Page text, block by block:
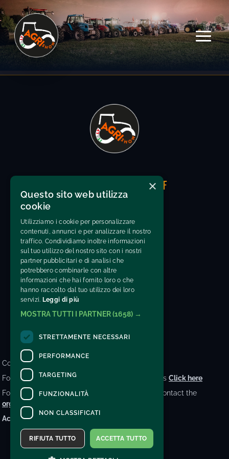
UNDER THE PATRONAGE OF
CONTACTS
VAT number: 05466980280
Contacts
For information and support in purchasing tickets Click here
For information on the program and the event, contact the
organizer
Accessibility statement
×
Questo sito web utilizza
cookie
Utilizziamo i cookie per personalizzare
contenuti, annunci e per analizzare il nostro
traffico. Condividiamo inoltre informazioni
sul tuo utilizzo del nostro sito con i nostri
partner pubblicitari e di analisi che
potrebbero combinarle con altre
informazioni che hai fornito loro o che
hanno raccolto dal tuo utilizzo dei loro
servizi. Leggi di più
MOSTRA TUTTI I PARTNER(1658) →
STRETTAMENTE NECESSARI
PERFORMANCE
TARGETING
FUNZIONALITÀ
NON CLASSIFICATI
ACCETTA TUTTO
RIFIUTA TUTTO